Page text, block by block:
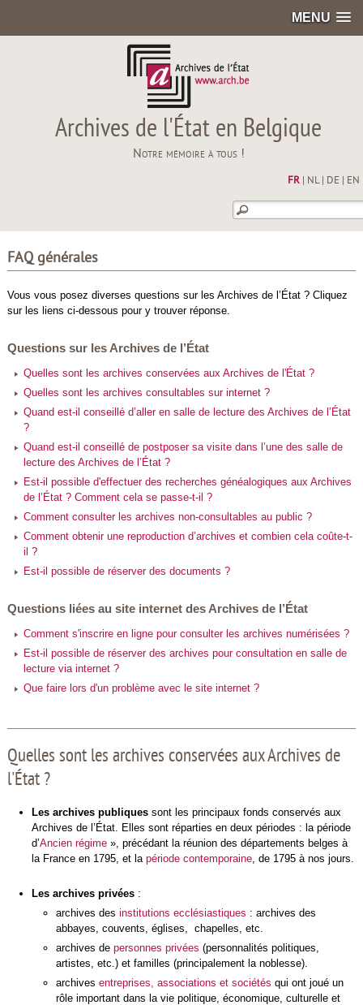
MENU
Archives de l'État en Belgique
Notre mémoire à tous !
FR| NL| DE EN
FAQ générales
Vous vous posez diverses questions sur les Archives de l’État ? Cliquez
sur les liens ci-dessous pour y trouver réponse.
Questions sur les Archives de l’État
Quelles sont les archives conservées aux Archives de l'État ?
Quelles sont les archives consultables sur internet ?
Quand est-il conseillé d’aller en salle de lecture des Archives de l’État
?
Quand est-il conseillé de postposer sa visite dans l’une des salle de
lecture des Archives de l’État ?
Est-il possible d'effectuer des recherches généalogiques aux Archives
de l’État ? Comment cela se passe-t-il ?
Comment consulter les archives non-consultables au public ?
Comment obtenir une reproduction d’archives et combien cela coûte-t-
il ?
Est-il possible de réserver des documents ?
Questions liées au site internet des Archives de l’État
Comment s'inscrire en ligne pour consulter les archives numérisées ?
Est-il possible de réserver des archives pour consultation en salle de
lecture via internet ?
Que faire lors d'un problème avec le site internet ?
Quelles sont les archives conservées aux Archives de
l'État ?
Les archives publiquessont les principaux fonds conservés aux
Archives de l’État. Elles sont réparties en deux périodes : la période
d’Ancien régime», précédant la réunion des départements belges à
la France en 1795, et la période contemporaine, de 1795 à nos jours.
Les archives privées:
archives des institutions ecclésiastiques : archives des
abbayes, couvents, églises, chapelles, etc.
archives de personnes privées (personnalités politiques,
artistes, etc.) et familles (principalement la noblesse).
archives entreprises, associations et sociétés qui ont joué un
rôle important dans la vie politique, économique, culturelle et